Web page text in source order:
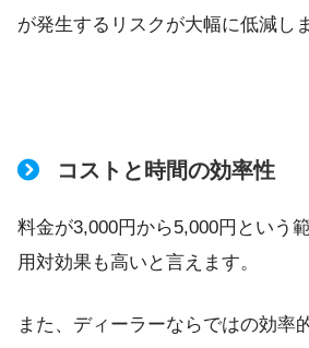
が発生するリスクが大幅に低減し
コストと時間の効率性
料金が3,000円から5,000円という
用対効果も高いと言えます。
また、ディーラーならではの効率